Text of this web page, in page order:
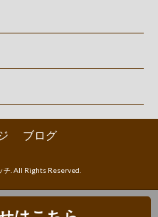
ブログ
チ. All Rights Reserved.